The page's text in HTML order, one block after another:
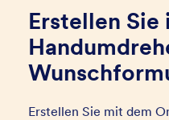
Erstellen Sie
Erstellen Sie mit dem